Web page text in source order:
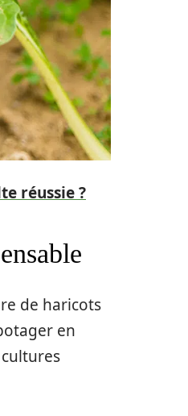
réussie ?
de haricots
en